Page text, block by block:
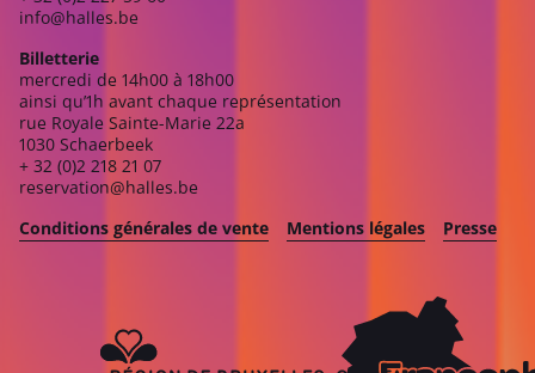
info@halles.be
Billetterie
mercredi de 14h00 à 18h00
ainsi qu’1h avant chaque représentation
rue Royale Sainte-Marie 22a
1030 Schaerbeek
+ 32 (0)2 218 21 07
reservation@halles.be
Conditions générales de vente
Mentions légales Presse